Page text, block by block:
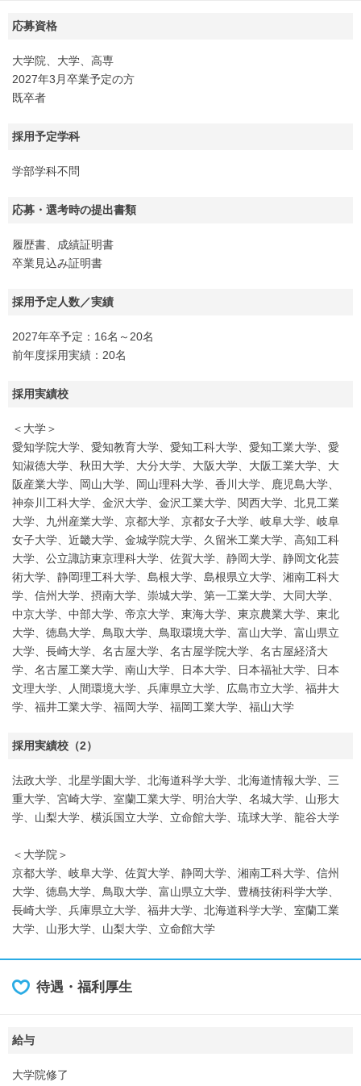
応募資格
大学院、大学、高専
2027年3月卒業予定の方
既卒者
採用予定学科
学部学科不問
応募・選考時の提出書類
履歴書、成績証明書
卒業見込み証明書
採用予定人数／実績
2027年卒予定：16名～20名
前年度採用実績：20名
採用実績校
＜大学＞
愛知学院大学、愛知教育大学、愛知工科大学、愛知工業大学、愛
知淑徳大学、秋田大学、大分大学、大阪大学、大阪工業大学、大
阪産業大学、岡山大学、岡山理科大学、香川大学、鹿児島大学、
神奈川工科大学、金沢大学、金沢工業大学、関西大学、北見工業
大学、九州産業大学、京都大学、京都女子大学、岐阜大学、岐阜
女子大学、近畿大学、金城学院大学、久留米工業大学、高知工科
大学、公立諏訪東京理科大学、佐賀大学、静岡大学、静岡文化芸
術大学、静岡理工科大学、島根大学、島根県立大学、湘南工科大
学、信州大学、摂南大学、崇城大学、第一工業大学、大同大学、
中京大学、中部大学、帝京大学、東海大学、東京農業大学、東北
大学、徳島大学、鳥取大学、鳥取環境大学、富山大学、富山県立
大学、長崎大学、名古屋大学、名古屋学院大学、名古屋経済大
学、名古屋工業大学、南山大学、日本大学、日本福祉大学、日本
文理大学、人間環境大学、兵庫県立大学、広島市立大学、福井大
学、福井工業大学、福岡大学、福岡工業大学、福山大学
採用実績校（2）
法政大学、北星学園大学、北海道科学大学、北海道情報大学、三
重大学、宮崎大学、室蘭工業大学、明治大学、名城大学、山形大
学、山梨大学、横浜国立大学、立命館大学、琉球大学、龍谷大学
＜大学院＞
京都大学、岐阜大学、佐賀大学、静岡大学、湘南工科大学、信州
大学、徳島大学、鳥取大学、富山県立大学、豊橋技術科学大学、
長崎大学、兵庫県立大学、福井大学、北海道科学大学、室蘭工業
大学、山形大学、山梨大学、立命館大学
待遇・福利厚生
給与
大学院修了